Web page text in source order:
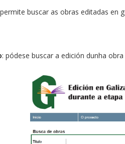
buscar as obras editadas
: pódese buscar a edición dunha